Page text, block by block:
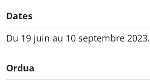
Dates
Du 19 juin au 10 septembre 2023.
Ordua